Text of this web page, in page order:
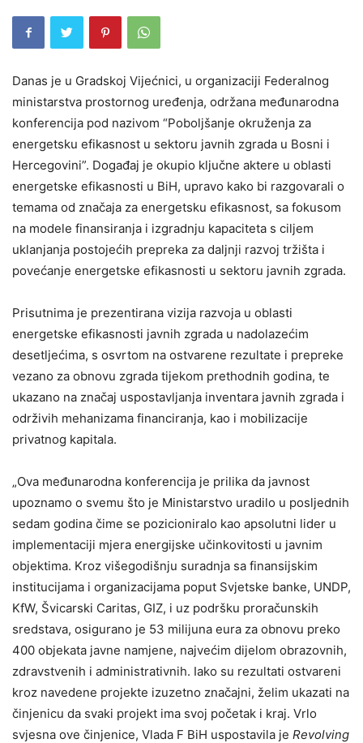
Danas je u Gradskoj Vijećnici, u organizaciji Federalnog
ministarstva prostornog uređenja, održana međunarodna
konferencija pod nazivom “Poboljšanje okruženja za
energetsku efikasnost u sektoru javnih zgrada u Bosni i
Hercegovini”. Događaj je okupio ključne aktere u oblasti
energetske efikasnosti u BiH, upravo kako bi razgovarali o
temama od značaja za energetsku efikasnost, sa fokusom
na modele finansiranja i izgradnju kapaciteta s ciljem
uklanjanja postojećih prepreka za daljnji razvoj tržišta i
povećanje energetske efikasnosti u sektoru javnih zgrada.
Prisutnima je prezentirana vizija razvoja u oblasti
energetske efikasnosti javnih zgrada u nadolazećim
desetljećima, s osvrtom na ostvarene rezultate i prepreke
vezano za obnovu zgrada tijekom prethodnih godina, te
ukazano na značaj uspostavljanja inventara javnih zgrada i
održivih mehanizama financiranja, kao i mobilizacije
privatnog kapitala.
„Ova međunarodna konferencija je prilika da javnost
upoznamo o svemu što je Ministarstvo uradilo u posljednih
sedam godina čime se pozicioniralo kao apsolutni lider u
implementaciji mjera energijske učinkovitosti u javnim
objektima. Kroz višegodišnju suradnja sa finansijskim
institucijama i organizacijama poput Svjetske banke, UNDP,
KfW, Švicarski Caritas, GIZ, i uz podršku proračunskih
sredstava, osigurano je 53 milijuna eura za obnovu preko
400 objekata javne namjene, najvećim dijelom obrazovnih,
zdravstvenih i administrativnih. Iako su rezultati ostvareni
kroz navedene projekte izuzetno značajni, želim ukazati na
činjenicu da svaki projekt ima svoj početak i kraj. Vrlo
svjesna ove činjenice, Vlada F BiH uspostavila je Revolving